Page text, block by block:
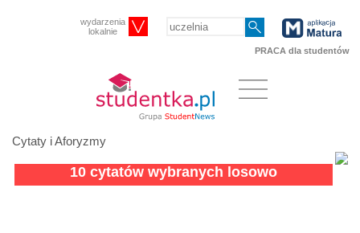
wydarzenia
lokalnie
PRACA dla studentów
Cytaty i Aforyzmy
10 cytatów wybranych losowo